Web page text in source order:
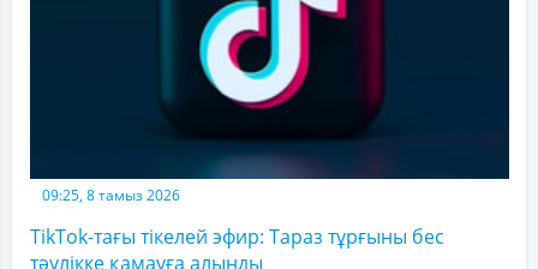
09:25, 8 тамыз 2026
TikTok-тағы тікелей эфир: Тараз тұрғыны бес
тәулікке қамауға алынды